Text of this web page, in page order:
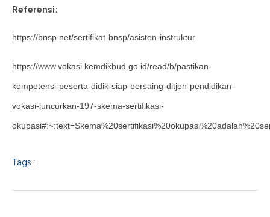
Referensi:
https://bnsp.net/sertifikat-bnsp/asisten-instruktur
https://www.vokasi.kemdikbud.go.id/read/b/pastikan-
kompetensi-peserta-didik-siap-bersaing-ditjen-pendidikan-
vokasi-luncurkan-197-skema-sertifikasi-
Tags :